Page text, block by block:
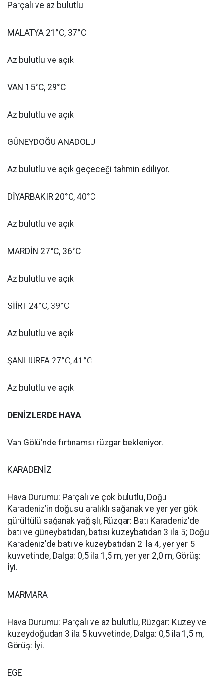
Parçalı ve az bulutlu
MALATYA 21°C, 37°C
Az bulutlu ve açık
VAN 15°C, 29°C
Az bulutlu ve açık
GÜNEYDOĞU ANADOLU
Az bulutlu ve açık geçeceği tahmin ediliyor.
DİYARBAKIR 20°C, 40°C
Az bulutlu ve açık
MARDİN 27°C, 36°C
Az bulutlu ve açık
SİİRT 24°C, 39°C
Az bulutlu ve açık
ŞANLIURFA 27°C, 41°C
Az bulutlu ve açık
DENİZLERDE HAVA
Van Gölü’nde fırtınamsı rüzgar bekleniyor.
KARADENİZ
Hava Durumu: Parçalı ve çok bulutlu, Doğu
Karadeniz’in doğusu aralıklı sağanak ve yer yer gök
gürültülü sağanak yağışlı, Rüzgar: Batı Karadeniz'de
batı ve güneybatıdan, batısı kuzeybatıdan 3 ila 5; Doğu
Karadeniz'de batı ve kuzeybatıdan 2 ila 4, yer yer 5
kuvvetinde, Dalga: 0,5 ila 1,5 m, yer yer 2,0 m, Görüş:
İyi.
MARMARA
Hava Durumu: Parçalı ve az bulutlu, Rüzgar: Kuzey ve
kuzeydoğudan 3 ila 5 kuvvetinde, Dalga: 0,5 ila 1,5 m,
Görüş: İyi.
EGE